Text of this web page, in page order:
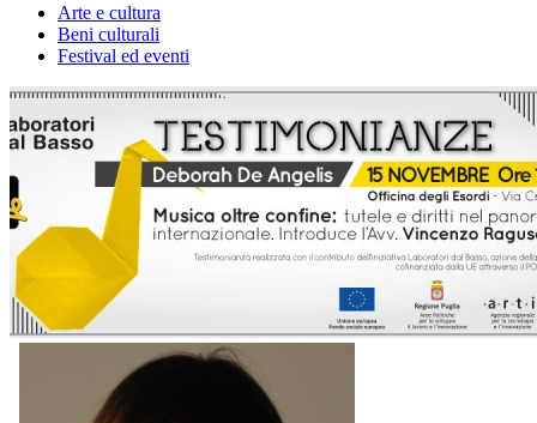
Arte e cultura
Beni culturali
Festival ed eventi